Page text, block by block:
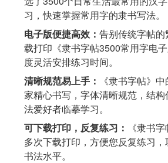
习，快速掌握常用字的隶书写法。
电子版便捷高效： 告别传统字帖
载打印《隶书字帖3500常用字电
度灵活安排练习时间。
清晰规范易上手：
《隶书字帖》
家精心书写，字体清晰规范，结
法爱好者临摹学习。
可下载打印，反复练习：
《隶书
多次下载打印，方便您反复练习
书法水平。